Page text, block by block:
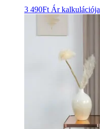
3 490Ft Ár kalkulációja